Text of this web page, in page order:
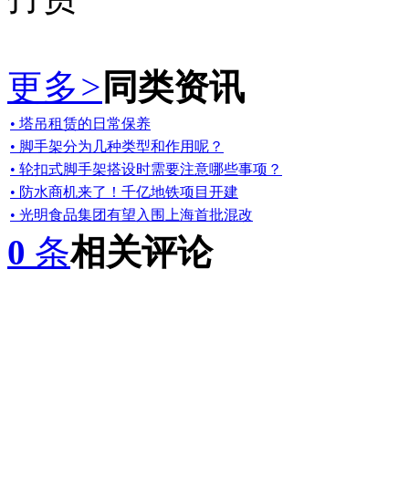
更多> 同类资讯
• 塔吊租赁的日常保养
• 脚手架分为几种类型和作用呢？
• 轮扣式脚手架搭设时需要注意哪些事项？
• 防水商机来了！千亿地铁项目开建
• 光明食品集团有望入围上海首批混改
0 条相关评论